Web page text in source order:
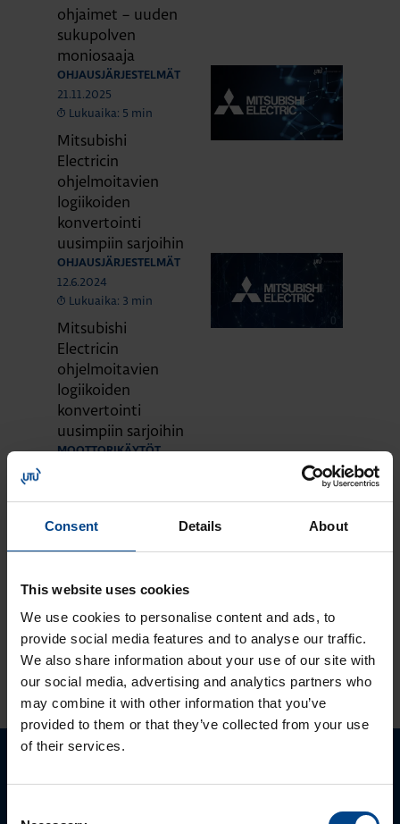
Consent Details About
This website uses cookies
We use cookies to personalise content and ads, to
provide social media features and to analyse our traffic.
We also share information about your use of our site with
our social media, advertising and analytics partners who
may combine it with other information that you’ve
provided to them or that they’ve collected from your use
of their services.
ohjaimet – uuden
sukupolven
moniosaaja
OHJAUSJÄRJESTELMÄT
21.11.2025
Lukuaika: 5 min
Mitsubishi
Electricin
ohjelmoitavien
logiikoiden
konvertointi
uusimpiin sarjoihin
OHJAUSJÄRJESTELMÄT
12.6.2024
Lukuaika: 3 min
Mitsubishi
Electricin
ohjelmoitavien
logiikoiden
konvertointi
uusimpiin sarjoihin
MOOTTORIKÄYTÖT
Tutustu ja ota
käyttöön:
portaali
KATSO LISÄÄ ARTIKKELEITA